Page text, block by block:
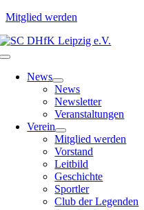
Mitglied werden
Zum
Inhalt
Toggle
NavigationNews
News
Newsletter
Veranstaltungen
Verein
Mitglied werden
Vorstand
Leitbild
Geschichte
Sportler
Club der Legenden